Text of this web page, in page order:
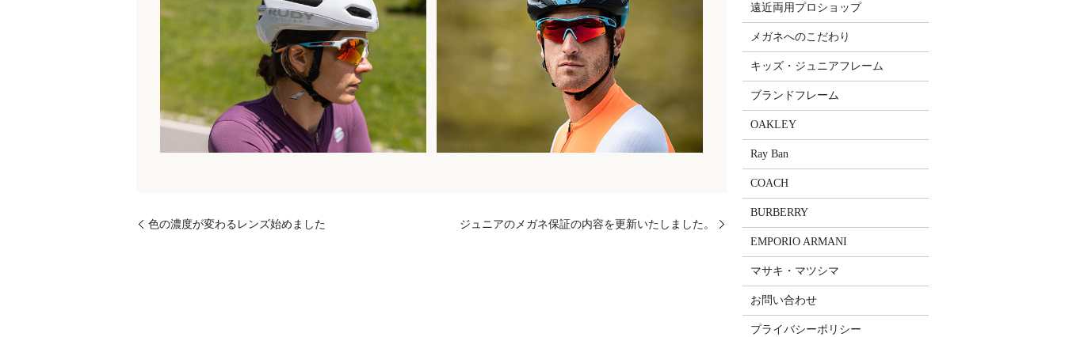
色の濃度が変わるレンズ始めました ジュニアのメガネ保証の内容を更新いたしました。
遠近両用プロショップ
メガネへのこだわり
キッズ・ジュニアフレーム
ブランドフレーム
OAKLEY
Ray Ban
COACH
BURBERRY
EMPORIO ARMANI
マサキ・マツシマ
お問い合わせ
プライバシーポリシー